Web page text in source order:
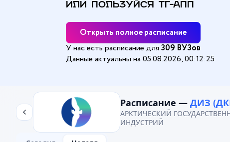
ИЛИ ПОЛЬЗУЙСЯ ТГ-АПП
Открыть полное расписание
У нас есть расписание для 309 ВУЗов
Данные актуальны на 05.08.2026, 00:12:25
АРКТИЧЕСКИЙ ГОСУДАРСТВЕННЫЙ УНИВЕРСИТЕТ
Расписание — ДИЗ
АРКТИЧЕСКИЙ
ИНДУСТРИЙ